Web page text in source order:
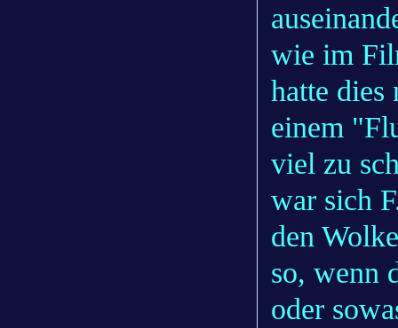
wie im
hatte dies
einem
viel zu
war sich
den
so, wenn
oder